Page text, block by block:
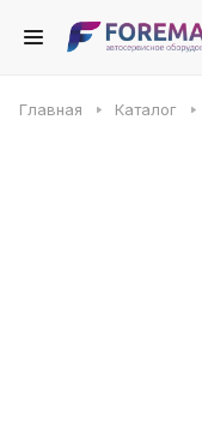
Главная Каталог